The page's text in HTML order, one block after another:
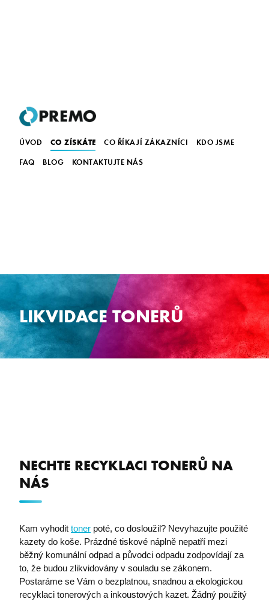
ÚVOD CO ZÍSKÁTE CO ŘÍKAJÍ ZÁKAZNÍCI KDO JSME
FAQ BLOG KONTAKTUJTE NÁS
LIKVIDACE TONERŮ
NECHTE RECYKLACI TONERŮ NA
NÁS
Kam vyhodit toner poté, co dosloužil? Nevyhazujte použité
kazety do koše. Prázdné tiskové náplně nepatří mezi
běžný komunální odpad a původci odpadu zodpovídají za
to, že budou zlikvidovány v souladu se zákonem.
Postaráme se Vám o bezplatnou, snadnou a ekologickou
recyklaci tonerových a inkoustových kazet. Žádný použitý